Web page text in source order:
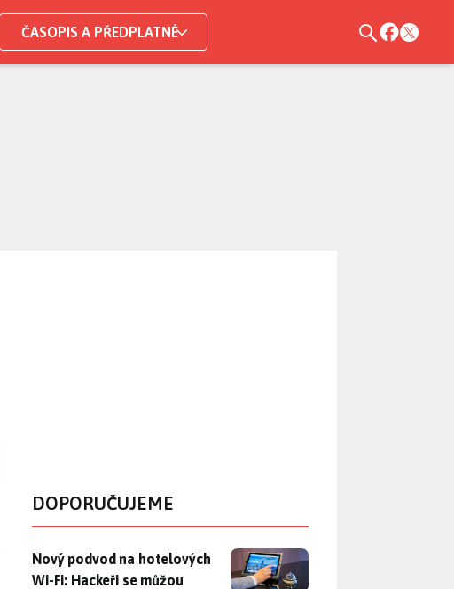
ČASOPIS A PŘEDPLATNÉ
DOPORUČUJEME
Nový podvod na hotelových Wi-Fi: Hackeři se můžou snadno
Nový podvod na hotelových
Wi-Fi: Hackeři se můžou